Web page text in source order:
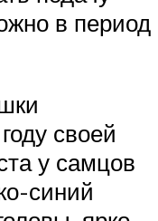
в период
своей
у самцов
синий